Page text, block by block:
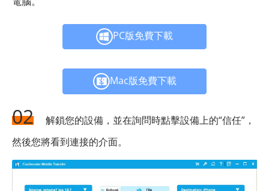
PC版免費下載
Mac版免費下載
02
解鎖您的設備，並在詢問時點擊設備上的“信任”，
然後您將看到連接的介面。